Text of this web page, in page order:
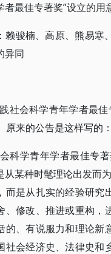
最佳专著奖”设立的用
赖骏楠、高原、熊易寒
异同
社会科学青年学者最
原来的公告是这样写的：
科学青年学者最佳专
从某种时髦理论出发而为
而是从扎实的经验研究
、修改、推进或重构，
的、有说服力和理论新
社会经济史、法律史和